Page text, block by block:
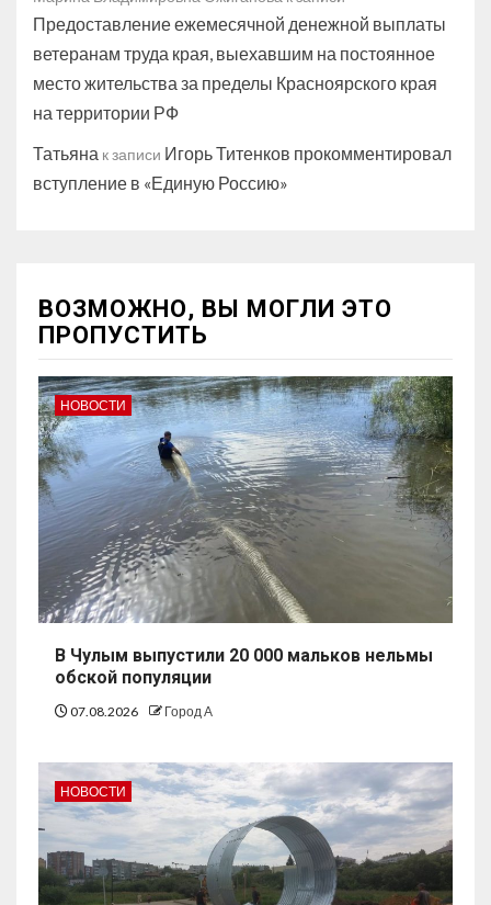
Предоставление ежемесячной денежной выплаты
ветеранам труда края, выехавшим на постоянное
место жительства за пределы Красноярского края
на территории РФ
Татьяна к записи Игорь Титенков прокомментировал
вступление в «Единую Россию»
ВОЗМОЖНО, ВЫ МОГЛИ ЭТО
ПРОПУСТИТЬ
НОВОСТИ
В Чулым выпустили 20 000 мальков нельмы
обской популяции
07.08.2026 Город А
НОВОСТИ